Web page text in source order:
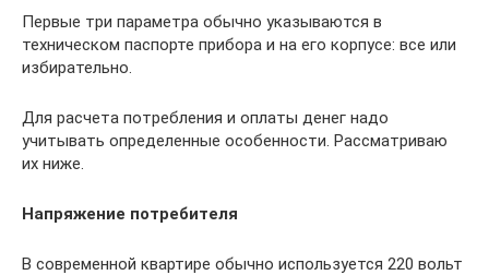
Первые три параметра обычно указываются в
техническом паспорте прибора и на его корпусе: все или
избирательно.
Для расчета потребления и оплаты денег надо
учитывать определенные особенности. Рассматриваю
их ниже.
Напряжение потребителя
В современной квартире обычно используется 220 вольт